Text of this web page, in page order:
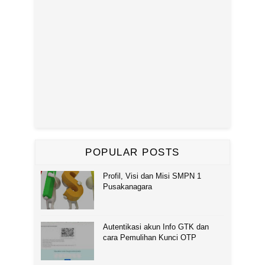
POPULAR POSTS
Profil, Visi dan Misi SMPN 1
Pusakanagara
Autentikasi akun Info GTK dan
cara Pemulihan Kunci OTP